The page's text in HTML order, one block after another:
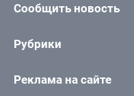
Сообщить новость
Рубрики
Реклама на сайте